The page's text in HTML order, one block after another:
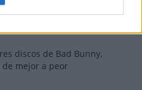
discos de Bad Bunny,
de mejor a peor